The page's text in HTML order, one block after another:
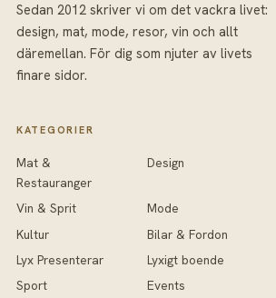
Sedan 2012 skriver vi om det vackra livet:
design, mat, mode, resor, vin och allt
däremellan. För dig som njuter av livets
finare sidor.
KATEGORIER
Mat &
Restauranger
Design
Vin & Sprit Mode
Kultur
Bilar & Fordon
Lyx Presenterar
Lyxigt boende
Sport
Events